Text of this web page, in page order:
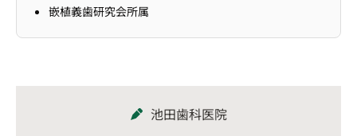
嵌植義歯研究会所属
池田歯科医院